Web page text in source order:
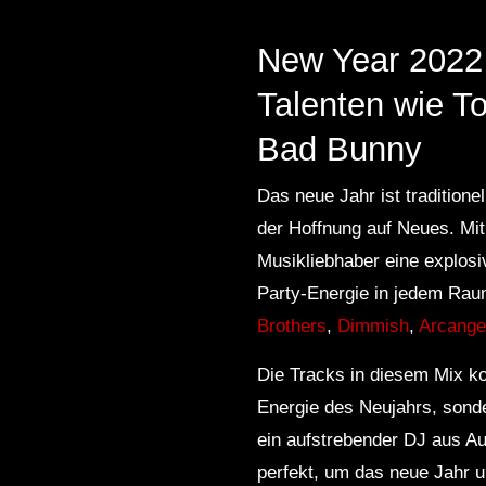
New Year
Talenten wie
Bad Bunny
Das neue Jahr ist
der Hoffnung auf Neues.
Musikliebhaber eine
Party-Energie in jedem
Brothers, Dimmish,
Die Tracks in diesem Mix
Energie des Neujahrs,
ein aufstrebender DJ aus
perfekt, um das neue Jahr